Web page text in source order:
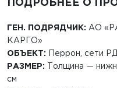
ПОДРОБНЕЕ О
ГЕН. ПОДРЯДЧИК: АО
КАРГО»
ОБЪЕКТ:
Перрон, сети РД
РАЗМЕР: Толщина —
см